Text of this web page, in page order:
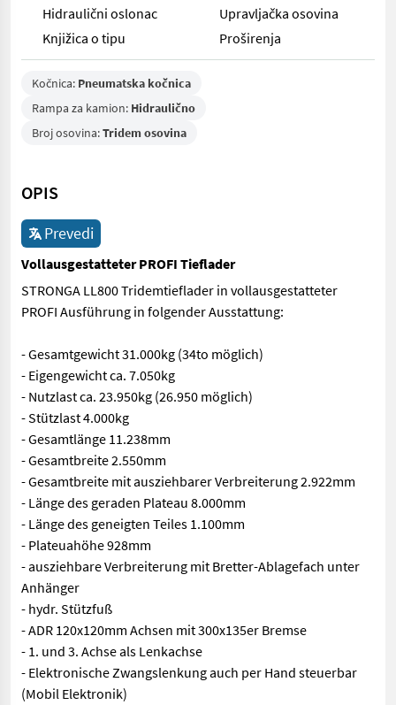
Hidraulični oslonac
Upravljačka osovina
Knjižica o tipu
Proširenja
Kočnica: Pneumatska kočnica
Rampa za kamion: Hidraulično
Broj osovina:Tridem osovina
OPIS
Prevedi
Vollausgestatteter PROFI Tieflader
STRONGA LL800 Tridemtieflader in vollausgestatteter
PROFI Ausführung in folgender Ausstattung:
- Gesamtgewicht 31.000kg (34to möglich)
- Eigengewicht ca. 7.050kg
- Nutzlast ca. 23.950kg (26.950 möglich)
- Stützlast 4.000kg
- Gesamtlänge 11.238mm
- Gesamtbreite 2.550mm
- Gesamtbreite mit ausziehbarer Verbreiterung 2.922mm
- Länge des geraden Plateau 8.000mm
- Länge des geneigten Teiles 1.100mm
- Plateuahöhe 928mm
- ausziehbare Verbreiterung mit Bretter-Ablagefach unter
Anhänger
- hydr. Stützfuß
- ADR 120x120mm Achsen mit 300x135er Bremse
- 1. und 3. Achse als Lenkachse
- Elektronische Zwangslenkung auch per Hand steuerbar
(Mobil Elektronik)